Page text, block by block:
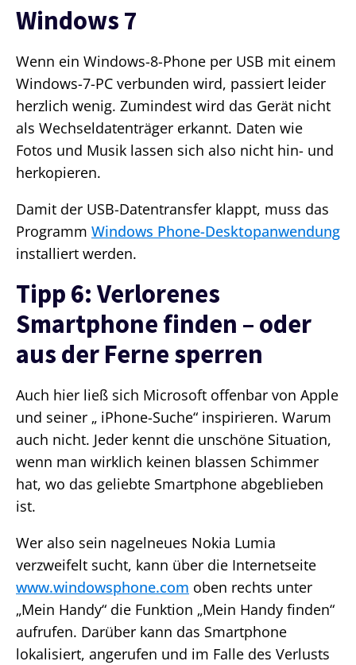
Windows 7
Wenn ein Windows-8-Phone per USB mit einem
Windows-7-PC verbunden wird, passiert leider
herzlich wenig. Zumindest wird das Gerät nicht
als Wechseldatenträger erkannt. Daten wie
Fotos und Musik lassen sich also nicht hin- und
herkopieren.
Damit der USB-Datentransfer klappt, muss das
Programm Windows Phone-Desktopanwendung
installiert werden.
Tipp 6: Verlorenes
Smartphone finden – oder
aus der Ferne sperren
Auch hier ließ sich Microsoft offenbar von Apple
und seiner „ iPhone-Suche“ inspirieren. Warum
auch nicht. Jeder kennt die unschöne Situation,
wenn man wirklich keinen blassen Schimmer
hat, wo das geliebte Smartphone abgeblieben
ist.
Wer also sein nagelneues Nokia Lumia
verzweifelt sucht, kann über die Internetseite
www.windowsphone.com oben rechts unter
„Mein Handy“ die Funktion „Mein Handy finden“
aufrufen. Darüber kann das Smartphone
lokalisiert, angerufen und im Falle des Verlusts